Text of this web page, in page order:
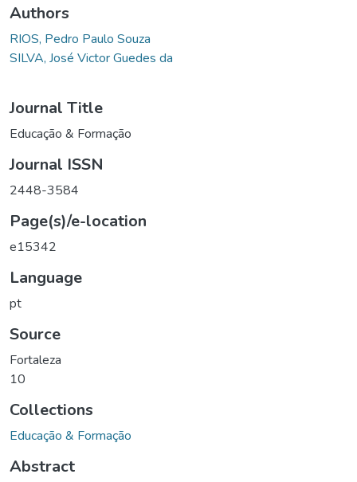
Authors
RIOS, Pedro Paulo Souza
SILVA, José Victor Guedes da
Journal Title
Educação & Formação
Journal ISSN
2448-3584
Page(s)/e-location
e15342
Language
pt
Source
Fortaleza
10
Collections
Educação & Formação
Abstract